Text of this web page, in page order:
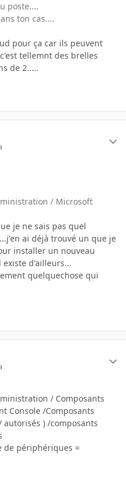
poste....
ton cas....
pour ça car ils peuvent
tellemnt des brelles
de 2.....
/ Microsoft
je ne sais pas quel
ai déjà trouvé un que je
installer un nouveau
existe d'ailleurs...
quelquechose qui
/ Composants
Console /Composants
) /composants
de périphériques =